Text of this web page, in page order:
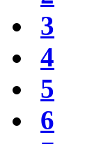
3
4
5
6